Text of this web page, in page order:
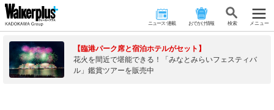
ニュース･連載 おでかけ情報 検 索 メニュー
【臨港パーク席と宿泊ホテルがセット】
花火を間近で堪能できる！「みなとみらいフェスティバ
ル」鑑賞ツアーを販売中